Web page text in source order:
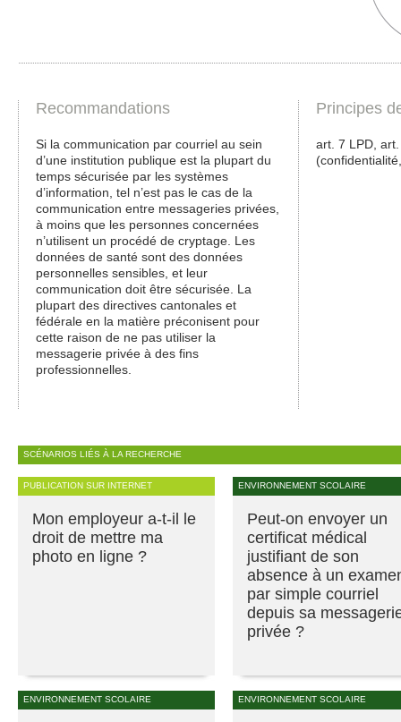
Recommandations
Si la communication par courriel au sein
d’une institution publique est la plupart du
temps sécurisée par les systèmes
d’information, tel n’est pas le cas de la
communication entre messageries privées,
à moins que les personnes concernées
n’utilisent un procédé de cryptage. Les
données de santé sont des données
personnelles sensibles, et leur
communication doit être sécurisée. La
plupart des directives cantonales et
fédérale en la matière préconisent pour
cette raison de ne pas utiliser la
messagerie privée à des fins
professionnelles.
Principes
art. 7 LPD,
SCÉNARIOS LIÉS À LA RECHERCHE
PUBLICATION SUR INTERNET
Mon employeur a-t-il le
droit de mettre ma
photo en ligne ?
ENVIRONNEMENT SCOLAIRE
Peut-on envoyer un
certificat médical
justifiant de son
absence à un
par simple courriel
depuis sa
privée ?
ENVIRONNEMENT SCOLAIRE ENVIRONNEMENT SCOLAIRE